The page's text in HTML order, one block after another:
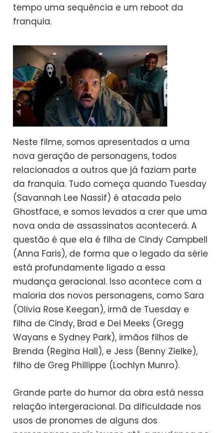
tempo uma sequência e um reboot da
franquia.
Neste filme, somos apresentados a uma
nova geração de personagens, todos
relacionados a outros que já faziam parte
da franquia. Tudo começa quando Tuesday
(Savannah Lee Nassif) é atacada pelo
Ghostface, e somos levados a crer que uma
nova onda de assassinatos acontecerá. A
questão é que ela é filha de Cindy Campbell
(Anna Faris), de forma que o legado da série
está profundamente ligado a essa
mudança geracional. Isso acontece com a
maioria dos novos personagens, como Sara
(Olivia Rose Keegan), irmã de Tuesday e
filha de Cindy, Brad e Dei Meeks (Gregg
Wayans e Sydney Park), irmãos filhos de
Brenda (Regina Hall), e Jess (Benny Zielke),
filho de Greg Phillippe (Lochlyn Munro).
Grande parte do humor da obra está nessa
relação intergeracional. Da dificuldade nos
usos de pronomes de alguns dos